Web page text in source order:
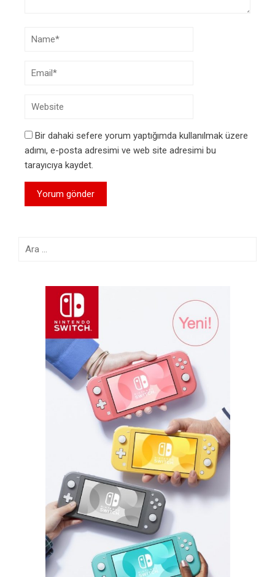
Bir dahaki sefere yorum yaptığımda kullanılmak üzere
adımı, e-posta adresimi ve web site adresimi bu
tarayıcıya kaydet.
Arama: